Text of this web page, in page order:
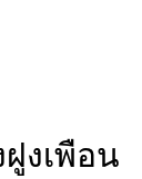
งเพือน